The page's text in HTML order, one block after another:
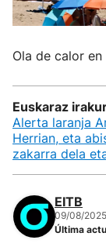
Ola de calor en
Euskaraz
Alerta laranja
Herrian, eta
zakarra dela
EITB
09/08/
Última